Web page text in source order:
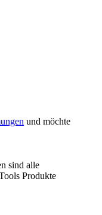
und möchte
sind alle
Produkte